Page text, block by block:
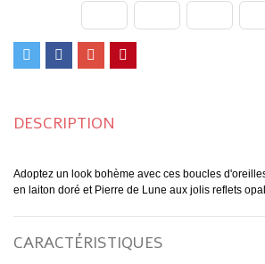
DESCRIPTION
Adoptez un look bohème avec ces boucles
en laiton doré et Pierre de Lune aux jolis reflets
CARACTÉRISTIQUES